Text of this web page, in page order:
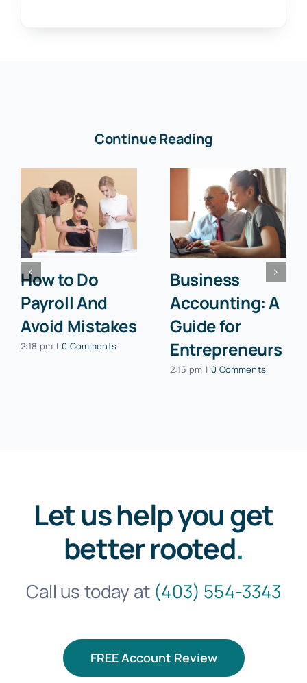
Continue Reading
How to Do
Payroll And
Avoid Mistakes
2:18 pm | 0 Comments
Business
Accounting: A
Guide for
Entrepreneurs
2:15 pm | 0 Comments
Let us help you get
better rooted.
Call us today at (403) 554-3343
FREE Account Review